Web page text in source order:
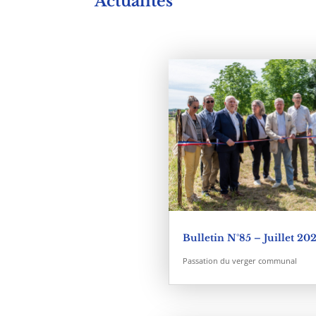
Bulletin N°85 – Juillet
Passation du verger communal